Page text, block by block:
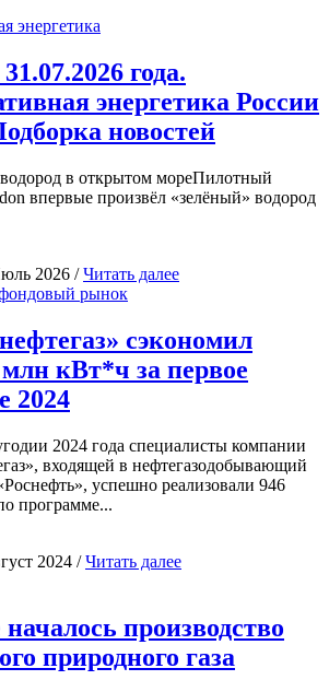
энергетика
года.
энергетика России
новостей
в открытом мореПилотный
впервые произвёл «зелёный» водород
2026 /Читать далее
рынок
сэкономил
кВт*ч за первое
2024
2024 года специалисты компании
входящей в нефтегазодобывающий
успешно реализовали 946
программе...
2024 /Читать далее
производство
природного газа